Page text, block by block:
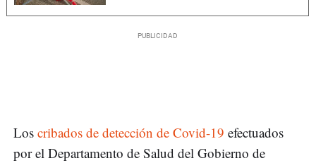
Los cribados de detección de Covid-19 efectuados
por el Departamento de Salud del Gobierno de